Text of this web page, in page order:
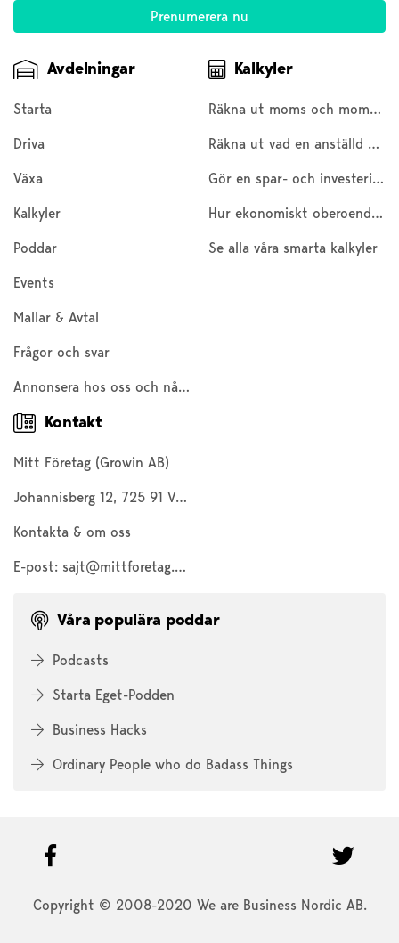
Avdelningar
Starta
Driva
Växa
Kalkyler
Poddar
Events
Mallar & Avtal
Frågor och svar
Annonsera hos oss och nå 200 000 företagare och entreprenörer
Kalkyler
Räkna ut moms och moms baklänges
Räkna ut vad en anställd kostar
Gör en spar- och investeringskalkyl
Hur ekonomiskt oberoende är du?
Se alla våra smarta kalkyler
Kontakt
Mitt Företag (Growin AB)
Johannisberg 12, 725 91 Västerås
Kontakta & om oss
E-post: sajt@mittforetag.com
Våra populära poddar
Podcasts
Starta Eget-Podden
Business Hacks
Ordinary People who do Badass Things
Copyright © 2008-2020 We are Business Nordic AB.